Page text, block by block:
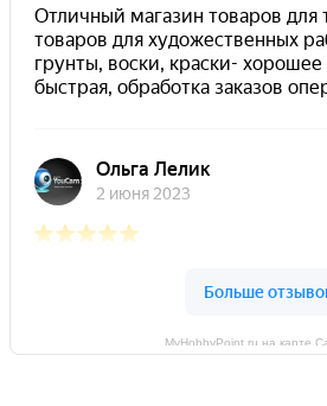
MyHobbyPoint.ru на карте